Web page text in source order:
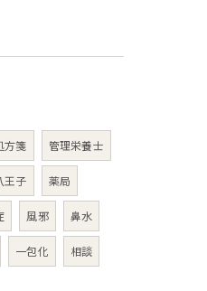
方箋 管理栄養士
王子 薬局
風邪 鼻水
一包化 相談